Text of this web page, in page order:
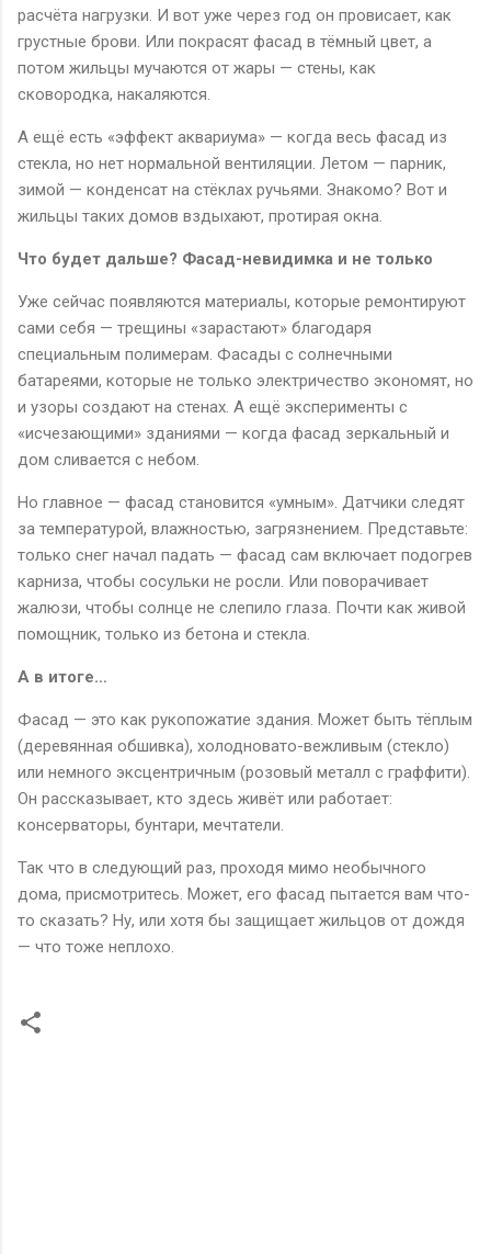
расчёта нагрузки. И вот уже через год он провисает, как
грустные брови. Или покрасят фасад в тёмный цвет, а
потом жильцы мучаются от жары — стены, как
сковородка, накаляются.
А ещё есть «эффект аквариума» — когда весь фасад из
стекла, но нет нормальной вентиляции. Летом — парник,
зимой — конденсат на стёклах ручьями. Знакомо? Вот и
жильцы таких домов вздыхают, протирая окна.
Что будет дальше? Фасад-невидимка и не только
Уже сейчас появляются материалы, которые ремонтируют
сами себя — трещины «зарастают» благодаря
специальным полимерам. Фасады с солнечными
батареями, которые не только электричество экономят, но
и узоры создают на стенах. А ещё эксперименты с
«исчезающими» зданиями — когда фасад зеркальный и
дом сливается с небом.
Но главное — фасад становится «умным». Датчики следят
за температурой, влажностью, загрязнением. Представьте:
только снег начал падать — фасад сам включает подогрев
карниза, чтобы сосульки не росли. Или поворачивает
жалюзи, чтобы солнце не слепило глаза. Почти как живой
помощник, только из бетона и стекла.
А в итоге…
Фасад — это как рукопожатие здания. Может быть тёплым
(деревянная обшивка), холодновато-вежливым (стекло)
или немного эксцентричным (розовый металл с граффити).
Он рассказывает, кто здесь живёт или работает:
консерваторы, бунтари, мечтатели.
Так что в следующий раз, проходя мимо необычного
дома, присмотритесь. Может, его фасад пытается вам что-
то сказать? Ну, или хотя бы защищает жильцов от дождя
— что тоже неплохо.